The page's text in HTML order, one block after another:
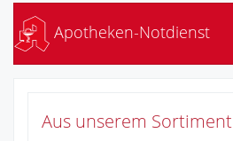
Apotheken-Notdienst
Aus unserem Sortiment